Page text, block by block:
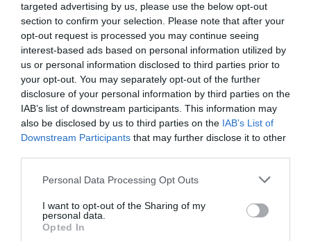
targeted advertising by us, please use the below opt-out
section to confirm your selection. Please note that after your
opt-out request is processed you may continue seeing
interest-based ads based on personal information utilized by
us or personal information disclosed to third parties prior to
your opt-out. You may separately opt-out of the further
disclosure of your personal information by third parties on the
IAB’s list of downstream participants. This information may
also be disclosed by us to third parties on the IAB’s List of
Downstream Participants that may further disclose it to other
Please note that this website/app uses one or more Google
not limited to your visit or usage behaviour. You may click to
grant or deny consent to Google and its third-party tags to
use your data for below specified purposes in below Google
Personal Data Processing Opt Outs
I want to opt-out of the Sharing of my
personal data.
Opted In
HASONLÓ ÉRDEKESSÉGEK
SZÍNES HALAKBÓL ÁLL: MOST
500 EDDIG ISMERETLEN
FELETT: MI EZ A LÁTHATATLAN